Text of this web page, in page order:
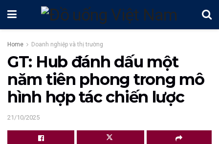
Home Doanh nghiệp và thị trường
GT: Hub đánh dấu một
năm tiên phong trong mô
hình hợp tác chiến lược
21/10/2025